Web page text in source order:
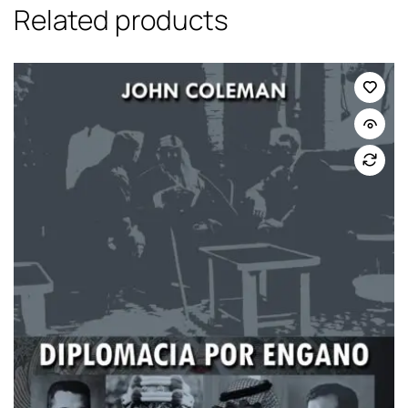
Related products